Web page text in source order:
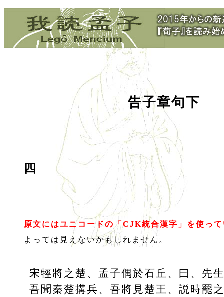
告子章句下
四
原文にはユニコードの「CJK統合漢字」を使っ
よっては見えないかもしれません。
宋牼將之楚、孟子偶於石丘、曰、先
吾聞秦楚搆兵、吾將見楚王、説時罷